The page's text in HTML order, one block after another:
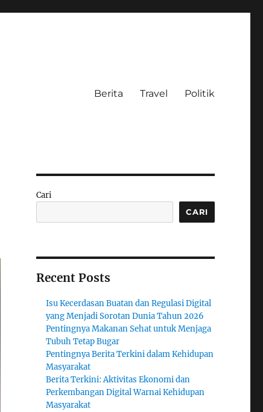
Berita Travel Politik
Cari
CARI
Recent Posts
Isu Kecerdasan Buatan dan Regulasi Digital
yang Menjadi Sorotan Dunia Tahun 2026
Pentingnya Makanan Sehat untuk Menjaga
Tubuh Tetap Bugar
Pentingnya Berita Terkini dalam Kehidupan
Masyarakat
Berita Terkini: Aktivitas Ekonomi dan
Perkembangan Digital Warnai Kehidupan
Masyarakat